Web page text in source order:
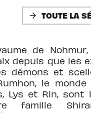
arrow_forward TOUTE LA
de
depuis que les
démons et
le monde
Lys et Rin, sont
famille